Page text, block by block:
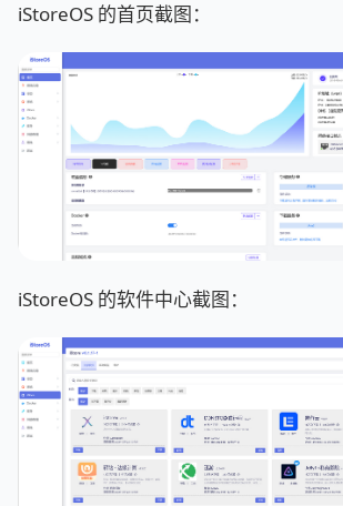
iStoreOS 的首页截图：
iStoreOS 的软件中心截图：